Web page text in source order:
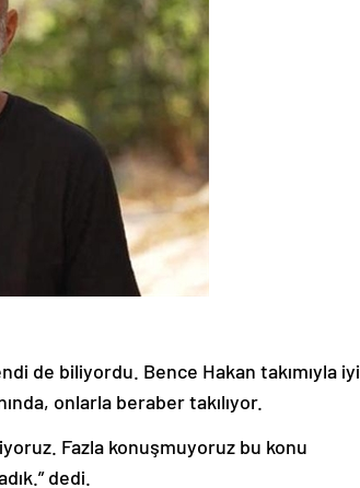
de biliyordu. Bence Hakan takımıyla iyi
onlarla beraber takılıyor.
Fazla konuşmuyoruz bu konu
dedi.